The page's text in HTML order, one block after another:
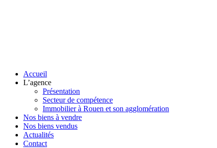
Accueil
L’agence
Présentation
Secteur de compétence
Immobilier à Rouen et son agglomération
Nos biens à vendre
Nos biens vendus
Actualités
Contact